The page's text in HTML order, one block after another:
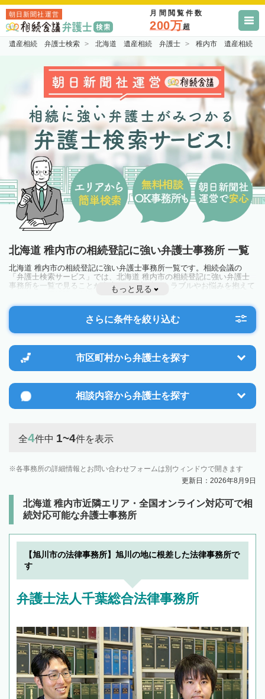
朝日新聞社運営 月間閲覧件数
200万超
遺産相続 弁護士検索 北海道 遺産相続 弁護士 稚内市 遺産相続
北海道 稚内市の相続登記に強い弁護士事務所 一覧
北海道 稚内市の相続登記に強い弁護士事務所一覧です。相続会議の
「弁護士検索サービス」では、北海道 稚内市の相続登記に強い弁護士
事務所を一覧で見ることが出来ます。相続のトラブルやお悩みを抱えて
いる方は一度近隣の弁護士に相談してみましょう。
もっと見る
さらに条件を絞り込む
市区町村から弁護士を探す
相談内容から弁護士を探す
全4件中 1~4件を表示
各事務所の詳細情報とお問い合わせフォームは別ウィンドウで開きます
更新日：2026年8月9日
北海道 稚内市近隣エリア・全国オンライン対応可で相
続対応可能な弁護士事務所
【旭川市の法律事務所】旭川の地に根差した法律事務所で
す
弁護士法人千葉総合法律事務所